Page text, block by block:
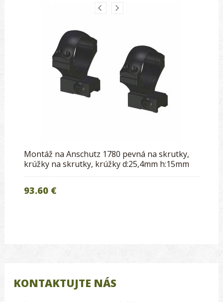
Montáž na Anschutz 1780 pevná na skrutky,
krúžky na skrutky, krúžky d:25,4mm h:15mm
93.60 €
KONTAKTUJTE NÁS